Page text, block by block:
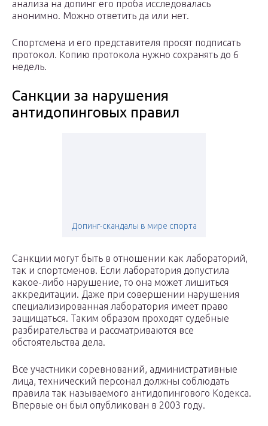
анализа на допинг его проба исследовалась
анонимно. Можно ответить да или нет.
Спортсмена и его представителя просят подписать
протокол. Копию протокола нужно сохранять до 6
недель.
Санкции за нарушения
антидопинговых правил
Допинг-скандалы в мире спорта
Санкции могут быть в отношении как лабораторий,
так и спортсменов. Если лаборатория допустила
какое-либо нарушение, то она может лишиться
аккредитации. Даже при совершении нарушения
специализированная лаборатория имеет право
защищаться. Таким образом проходят судебные
разбирательства и рассматриваются все
обстоятельства дела.
Все участники соревнований, административные
лица, технический персонал должны соблюдать
правила так называемого антидопингового Кодекса.
Впервые он был опубликован в 2003 году.